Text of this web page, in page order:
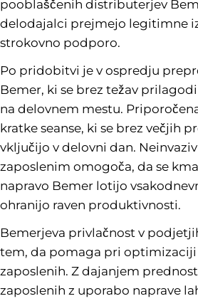
pooblaščenih distributerjev
delodajalci prejmejo legitimne
strokovno podporo.
Po pridobitvi je v ospredju
Bemer, ki se brez težav
na delovnem mestu.
kratke seanse, ki se brez večjih
vključijo v delovni dan.
zaposlenim omogoča, da se
napravo Bemer lotijo
ohranijo raven produktivnosti.
Bemerjeva privlačnost v
tem, da pomaga pri optimizaciji
zaposlenih. Z dajanjem
zaposlenih z uporabo naprave